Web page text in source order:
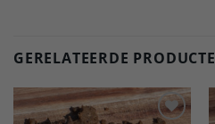
GERELATEERDE